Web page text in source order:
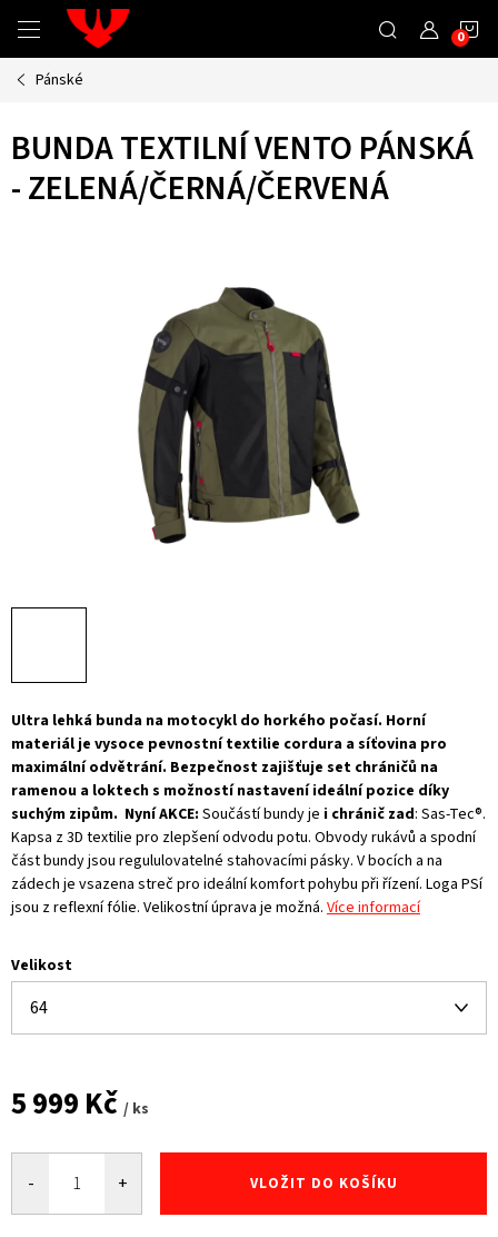
obsah
Pánské
BUNDA TEXTILNÍ VENTO PÁNSKÁ
- ZELENÁ/ČERNÁ/ČERVENÁ
Ultra lehká bunda na motocykl do horkého počasí. Horní
materiál je vysoce pevnostní textilie cordura a síťovina pro
maximální odvětrání. Bezpečnost zajišťuje set chráničů na
ramenou a loktech s možností nastavení ideální pozice díky
suchým zipům. Nyní AKCE: Součástí bundy je i chránič zad: Sas-Tec®.
Kapsa z 3D textilie pro zlepšení odvodu potu. Obvody rukávů a spodní
část bundy jsou regululovatelné stahovacími pásky. V bocích a na
zádech je vsazena streč pro ideální komfort pohybu při řízení. Loga PSí
jsou z reflexní fólie. Velikostní úprava je možná. Více informací
Velikost
5 999 Kč / ks
cena:
VLOŽIT DO KOŠÍKU